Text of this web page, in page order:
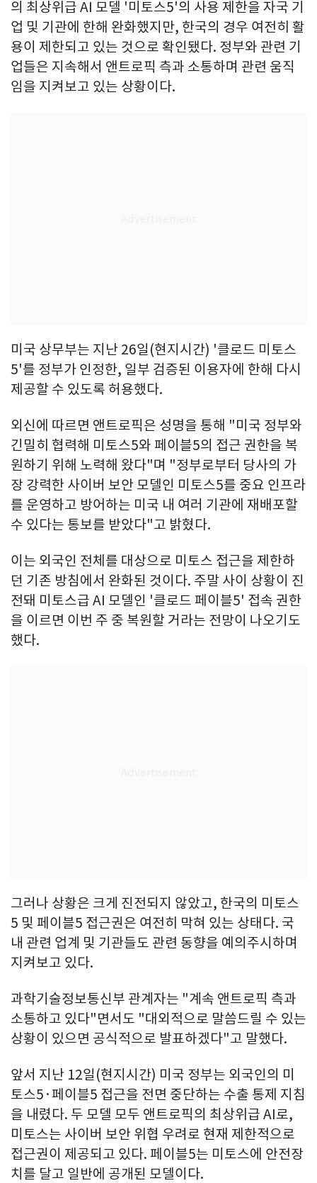
의 최상위급 AI 모델 '미토스5'의 사용 제한을 자국 기
업 및 기관에 한해 완화했지만, 한국의 경우 여전히 활
용이 제한되고 있는 것으로 확인됐다. 정부와 관련 기
업들은 지속해서 앤트로픽 측과 소통하며 관련 움직
임을 지켜보고 있는 상황이다.
미국 상무부는 지난 26일(현지시간) '클로드 미토스
5'를 정부가 인정한, 일부 검증된 이용자에 한해 다시
제공할 수 있도록 허용했다.
외신에 따르면 앤트로픽은 성명을 통해 "미국 정부와
긴밀히 협력해 미토스5와 페이블5의 접근 권한을 복
원하기 위해 노력해 왔다"며 "정부로부터 당사의 가
장 강력한 사이버 보안 모델인 미토스5를 중요 인프라
를 운영하고 방어하는 미국 내 여러 기관에 재배포할
수 있다는 통보를 받았다"고 밝혔다.
이는 외국인 전체를 대상으로 미토스 접근을 제한하
던 기존 방침에서 완화된 것이다. 주말 사이 상황이 진
전돼 미토스급 AI 모델인 '클로드 페이블5' 접속 권한
을 이르면 이번 주 중 복원할 거라는 전망이 나오기도
했다.
그러나 상황은 크게 진전되지 않았고, 한국의 미토스
5 및 페이블5 접근권은 여전히 막혀 있는 상태다. 국
내 관련 업계 및 기관들도 관련 동향을 예의주시하며
지켜보고 있다.
과학기술정보통신부 관계자는 "계속 앤트로픽 측과
소통하고 있다"면서도 "대외적으로 말씀드릴 수 있는
상황이 있으면 공식적으로 발표하겠다"고 말했다.
앞서 지난 12일(현지시간) 미국 정부는 외국인의 미
토스5·페이블5 접근을 전면 중단하는 수출 통제 지침
을 내렸다. 두 모델 모두 앤트로픽의 최상위급 AI로,
미토스는 사이버 보안 위협 우려로 현재 제한적으로
접근권이 제공되고 있다. 페이블5는 미토스에 안전장
치를 달고 일반에 공개된 모델이다.